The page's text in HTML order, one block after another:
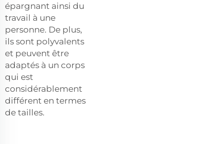
épargnant ainsi du
travail à une
personne. De plus,
ils sont polyvalents
et peuvent être
adaptés à un corps
qui est
considérablement
différent en termes
de tailles.